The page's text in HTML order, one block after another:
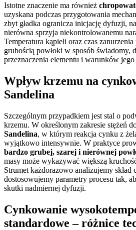
Istotne znaczenie ma również
uzyskana podczas przygotowania
zbyt gładka ogranicza inicjację dyfuzji,
nierówna sprzyja niekontrolowanemu
Temperatura kąpieli oraz czas
grubością powłoki w sposób świadomy,
przeznaczenia elementu i warunków
Wpływ krzemu na
Sandelina
Szczególnym przypadkiem jest stal o
krzemu. W określonym zakresie stężeń
Sandelina, w którym reakcja cynku z
wyjątkowo intensywnie. W praktyce
bardzo grubej, szarej i nierównej
masy może wykazywać większą
Strumet każdorazowo analizujemy skład
dostosowujemy parametry procesu tak,
skutki nadmiernej dyfuzji.
Cynkowanie
standardowe – różnice